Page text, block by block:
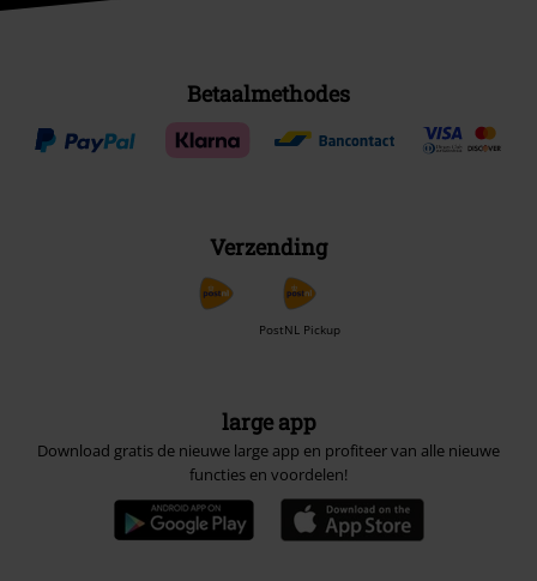
Betaalmethodes
Verzending
PostNL Pickup
large app
Download gratis de nieuwe large app en profiteer van alle nieuwe
functies en voordelen!